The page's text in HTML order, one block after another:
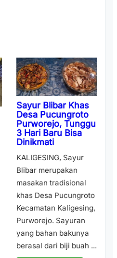
Sayur Blibar Khas
Desa Pucungroto
Purworejo, Tunggu
3 Hari Baru Bisa
Dinikmati
KALIGESING, Sayur
Blibar merupakan
masakan tradisional
khas Desa Pucungroto
Kecamatan Kaligesing,
Purworejo. Sayuran
yang bahan bakunya
berasal dari biji buah ...